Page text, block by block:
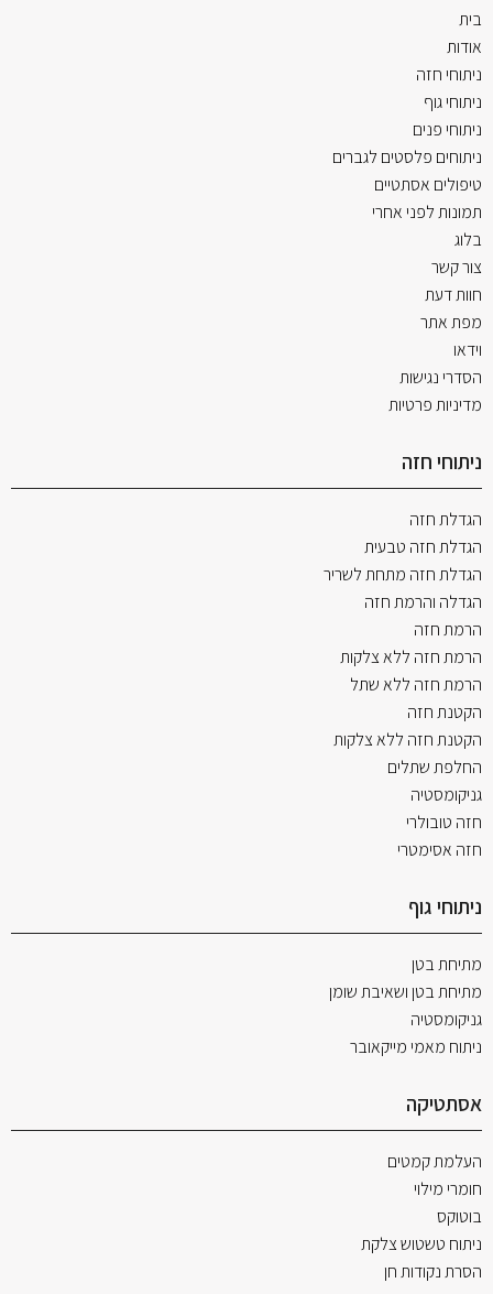
בית
אודות
ניתוחי חזה
ניתוחי גוף
ניתוחי פנים
ניתוחים פלסטים לגברים
טיפולים אסתטיים
תמונות לפני אחרי
בלוג
צור קשר
חוות דעת
מפת אתר
וידאו
הסדרי נגישות
מדיניות פרטיות
ניתוחי חזה
הגדלת חזה
הגדלת חזה טבעית
הגדלת חזה מתחת לשריר
הגדלה והרמת חזה
הרמת חזה
הרמת חזה ללא צלקות
הרמת חזה ללא שתל
הקטנת חזה
הקטנת חזה ללא צלקות
החלפת שתלים
גניקומסטיה
חזה טובולרי
חזה אסימטרי
ניתוחי גוף
מתיחת בטן
מתיחת בטן ושאיבת שומן
גניקומסטיה
ניתוח מאמי מייקאובר
אסתטיקה
העלמת קמטים
חומרי מילוי
בוטוקס
ניתוח טשטוש צלקת
הסרת נקודות חן